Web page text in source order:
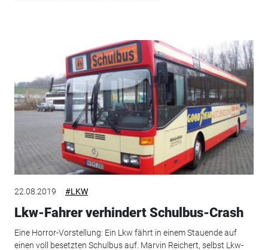
22.08.2019 #LKW
Lkw-Fahrer verhindert Schulbus-Crash
Eine Horror-Vorstellung: Ein Lkw fährt in einem Stauende auf
einen voll besetzten Schulbus auf. Marvin Reichert, selbst Lkw-